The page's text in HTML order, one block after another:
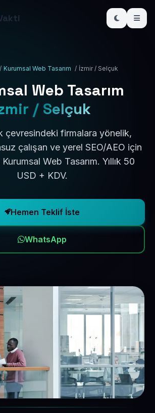
/ Kurumsal Web Tasarım / İzmir / Selçuk
Web Tasarım
/ Selçuk
çevresindeki firmalara yönelik,
çalışan ve yerel SEO/AEO için
Web Tasarım. Yıllık 50
USD + KDV.
Hemen Teklif İste
WhatsApp